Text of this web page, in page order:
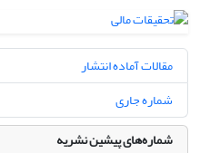
مقالات آماده انتشار
شماره جاری
شماره‌های پیشین نشریه